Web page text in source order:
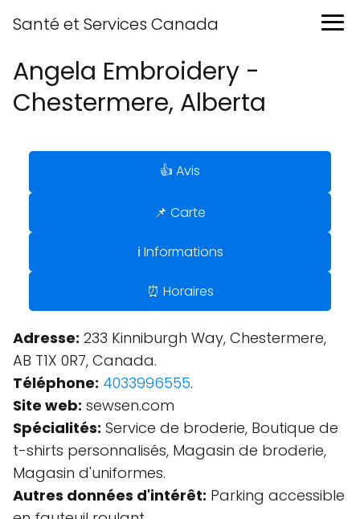
Santé et Services Canada
Angela Embroidery -
Chestermere, Alberta
👍 Avis
📌 Carte
ℹ️ Informations
⏰ Horaires
Adresse: 233 Kinniburgh Way, Chestermere,
AB T1X 0R7, Canada.
Téléphone: 4033996555.
Site web: sewsen.com
Spécialités: Service de broderie, Boutique de
t-shirts personnalisés, Magasin de broderie,
Magasin d'uniformes.
Autres données d'intérêt: Parking accessible